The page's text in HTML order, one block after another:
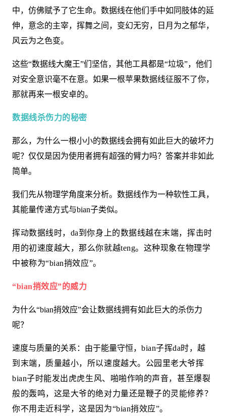
中，仿佛赋予了它生命。数据线在他们手中如同肢体的延
伸，意念的主宰，挥舞之间，变幻无穷，日月为之郁华，
风云为之色变。
这些“数据线大魔王”们坚信，其他工具都是“垃圾”，他们
对安全意识毫不在意。如果一根苹果数据线征服不了你，
那就再来一根安卓的。
数据线杀伤力的秘密
那么，为什么一根小小的数据线会拥有如此巨大的破坏力
呢？仅仅是因为使用者拥有超强的臂力吗？答案并非如此
简单。
我们先从物理学角度来分析。数据线作为一种软性工具，
其能量传递方式与bian子类似。
挥动数据线时，da到你身上的数据线越在末端，挥击时
用的初速度越大，那么你就越teng。这种现象在物理学
中被称为“bian捎效应”。
“bian捎效应”的威力
为什么“bian捎效应”会让数据线拥有如此巨大的杀伤力
呢？
速度与质量的关系：由于能量守恒， bian子挥da时，越
到末端，质量越小，所以速度越大。公园里老大爷挥
bian子时能发出虎虎生风、啪啪作响的声音，甚至爆裂
般的轰鸣，这是大爷的绝对力量还是鞭子的灵能修养？
你不用走近科学，这是因为“bian捎效应”。